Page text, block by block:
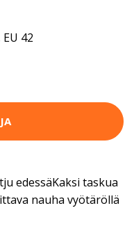
EU 42
edessäKaksi taskua
nauha vyötäröllä